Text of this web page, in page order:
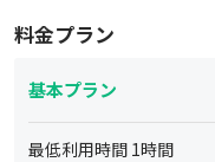
料金プラン
基本プラン
最低利用時間 1時間